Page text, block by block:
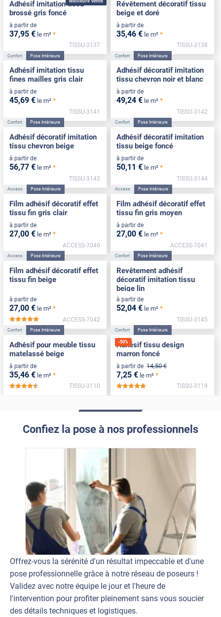
Adhésif imitation tissu
brossé gris foncé
à partir de
37,95 € le m² *
TISSU-3137
Révêtement décoratif tissu
beige et doré
à partir de
35,46 € le m² *
TISSU-3138
Confort Pose Intérieure
Adhésif imitation tissu
fines mailles gris clair
à partir de
45,69 € le m² *
TISSU-3141
Confort Pose Intérieure
Adhésif décoratif imitation
tissu chevron noir et blanc
à partir de
49,24 € le m² *
TISSU-3142
Confort Pose Intérieure
Adhésif décoratif imitation
tissu chevron beige
à partir de
56,77 € le m² *
TISSU-3143
Confort Pose Intérieure
Adhésif décoratif imitation
tissu beige foncé
à partir de
50,11 € le m² *
TISSU-3144
Access Pose Intérieure
Film adhésif décoratif effet
tissu fin gris clair
à partir de
27,00 € le m² *
ACCESS-7040
Access Pose Intérieure
Film adhésif décoratif effet
tissu fin gris moyen
à partir de
27,00 € le m² *
ACCESS-7041
Access Pose Intérieure
Film adhésif décoratif effet
tissu fin beige
à partir de
27,00 € le m² *
*****
ACCESS-7042
Confort Pose Intérieure
Revêtement adhésif
décoratif imitation tissu
beige lin
à partir de
52,04 € le m² *
TISSU-3145
Confort Pose Intérieure
Adhésif pour meuble tissu
matelassé beige
à partir de
35,46 € le m² *
*****
TISSU-3110
-50%
Confort Pose Intérieure
Adhésif tissu design
marron foncé
à partir de 14,50 €
7,25 € le m² *
TISSU-3119
Confiez la pose à nos professionnels
Offrez-vous la sérénité d'un résultat impeccable et d'une
pose professionnelle grâce à notre réseau de poseurs !
Validez avec notre équipe le jour et l'heure de
l'intervention pour profiter pleinement sans vous soucier
des détails techniques et logistiques.